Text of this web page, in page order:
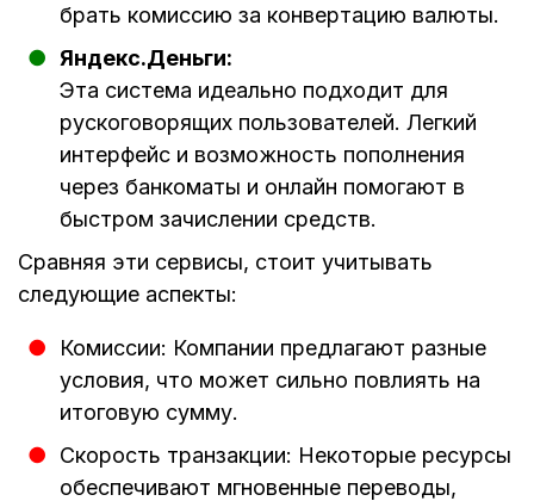
брать комиссию за конвертацию валюты.
Яндекс.Деньги:
Эта система идеально подходит для
рускоговорящих пользователей. Легкий
интерфейс и возможность пополнения
через банкоматы и онлайн помогают в
быстром зачислении средств.
Сравняя эти сервисы, стоит учитывать
следующие аспекты:
Комиссии: Компании предлагают разные
условия, что может сильно повлиять на
итоговую сумму.
Скорость транзакции: Некоторые ресурсы
обеспечивают мгновенные переводы,